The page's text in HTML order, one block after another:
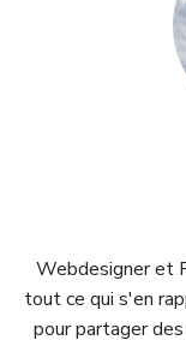
Webdesigner et
tout ce qui s'en
pour partager